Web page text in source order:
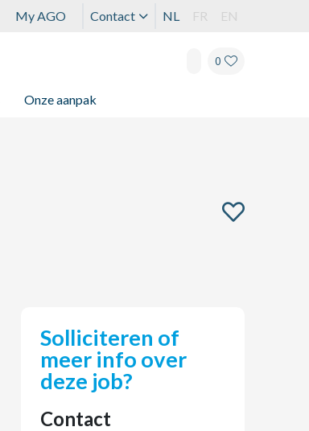
My AGO Contact NL FR EN
Onze aanpak
0
Solliciteren of
meer info over
deze job?
Contact